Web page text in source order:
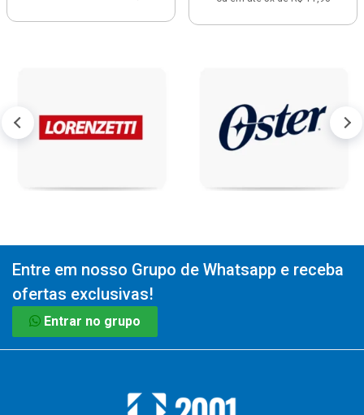
Entre em nosso Grupo de Whatsapp e receba
ofertas exclusivas!
Entrar no grupo